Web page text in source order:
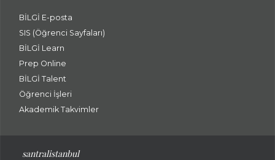
BİLGİ E-posta
SIS (Öğrenci Sayfaları)
BİLGİ Learn
Prep Online
BİLGİ Talent
Öğrenci İşleri
Akademik Takvimler
santralistanbul